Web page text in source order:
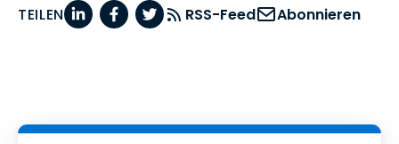
TEILEN RSS-Feed Abonnieren